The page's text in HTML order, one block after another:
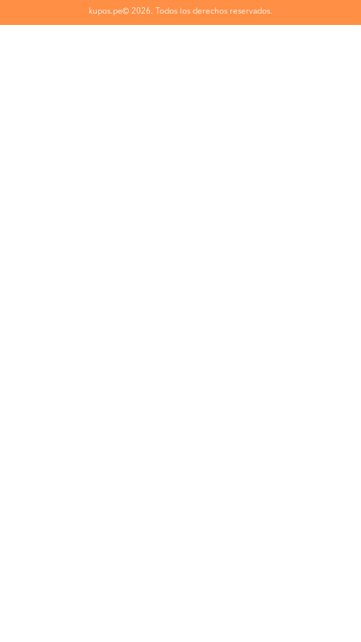
kupos.pe© 2026. Todos los derechos reservados.